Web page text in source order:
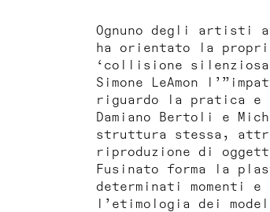
Ognuno degli artisti
ha orientato la
‘collisione
Simone LeAmon
riguardo la pratica e
Damiano Bertoli e
struttura stessa,
riproduzione di
Fusinato forma la
determinati momenti
l’etimologia dei